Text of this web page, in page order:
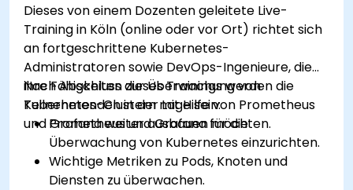
Dieses von einem Dozenten geleitete Live-
Training in Köln (online oder vor Ort) richtet sich
an fortgeschrittene Kubernetes-
Administratoren sowie DevOps-Ingenieure, die
ihre Fähigkeiten zur Überwachung von
Kubernetes-Clustern mit Hilfe von Prometheus
und Grafana weiter ausbauen möchten.
Nach Abschluss dieses Trainings werden die
Teilnehmenden in der Lage sein:
Prometheus und Grafana für die
Überwachung von Kubernetes einzurichten.
Wichtige Metriken zu Pods, Knoten und
Diensten zu überwachen.